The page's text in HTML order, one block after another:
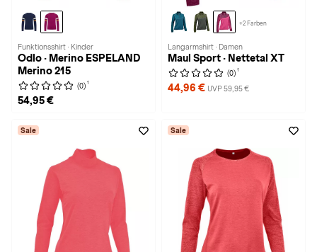
Funktionsshirt · Kinder
Odlo · Merino ESPELAND
Merino 215
(0) 1
54,95 €
+2 Farben
Langarmshirt · Damen
Maul Sport · Nettetal XT
(0) 1
44,96 € UVP 59,95 €
Sale Sale